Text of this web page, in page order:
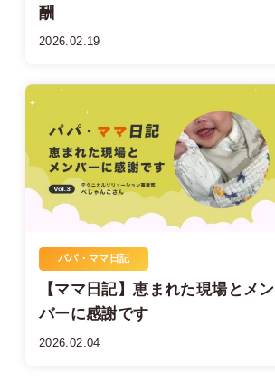
酬
2026.02.19
パパ・ママ日記
【ママ日記】恵まれた現場とメン
バーに感謝です
2026.02.04